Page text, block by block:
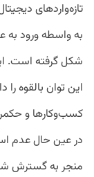
تازه‌واردهای
به واسطه ورود به
شکل گرفته است.
این توان بالقوه را
کسب‌وکارها و
در عین حال عدم
منجر به گسترش